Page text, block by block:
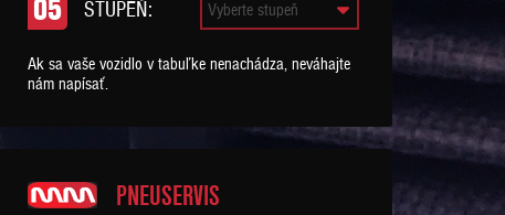
05 STUPEŇ:
Ak sa vaše vozidlo v tabuľke nenachádza, neváhajte
nám napísať.
PNEUSERVIS